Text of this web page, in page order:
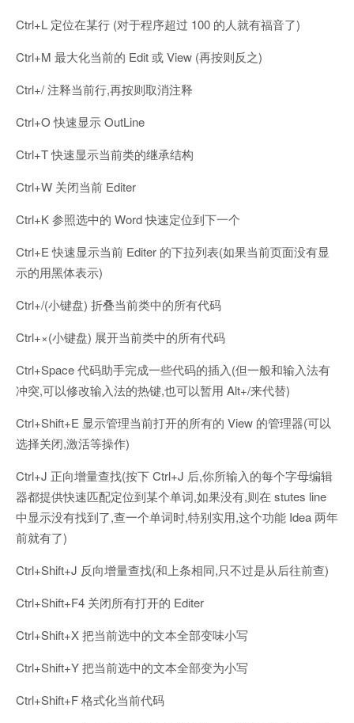
Ctrl+L 定位在某行 (对于程序超过 100 的人就有福音了)
Ctrl+M 最大化当前的 Edit 或 View (再按则反之)
Ctrl+/ 注释当前行,再按则取消注释
Ctrl+O 快速显示 OutLine
Ctrl+T 快速显示当前类的继承结构
Ctrl+W 关闭当前 Editer
Ctrl+K 参照选中的 Word 快速定位到下一个
Ctrl+E 快速显示当前 Editer 的下拉列表(如果当前页面没有显
示的用黑体表示)
Ctrl+/(小键盘) 折叠当前类中的所有代码
Ctrl+×(小键盘) 展开当前类中的所有代码
Ctrl+Space 代码助手完成一些代码的插入(但一般和输入法有
冲突,可以修改输入法的热键,也可以暂用 Alt+/来代替)
Ctrl+Shift+E 显示管理当前打开的所有的 View 的管理器(可以
选择关闭,激活等操作)
Ctrl+J 正向增量查找(按下 Ctrl+J 后,你所输入的每个字母编辑
器都提供快速匹配定位到某个单词,如果没有,则在 stutes line
中显示没有找到了,查一个单词时,特别实用,这个功能 Idea 两年
前就有了)
Ctrl+Shift+J 反向增量查找(和上条相同,只不过是从后往前查)
Ctrl+Shift+F4 关闭所有打开的 Editer
Ctrl+Shift+X 把当前选中的文本全部变味小写
Ctrl+Shift+Y 把当前选中的文本全部变为小写
Ctrl+Shift+F 格式化当前代码